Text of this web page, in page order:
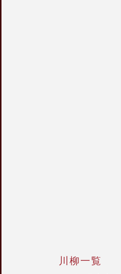
川柳一覧